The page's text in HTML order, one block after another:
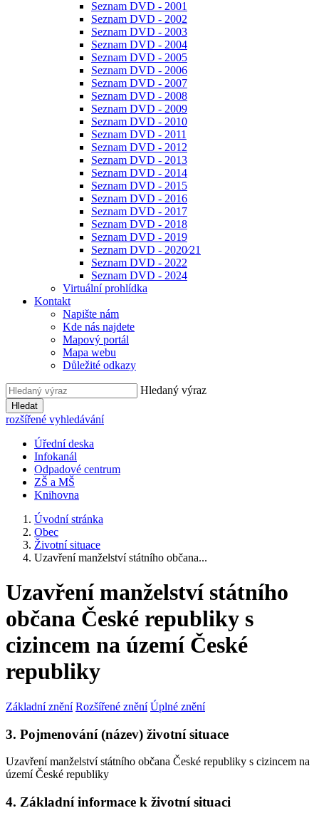
Seznam DVD - 2001
Seznam DVD - 2002
Seznam DVD - 2003
Seznam DVD - 2004
Seznam DVD - 2005
Seznam DVD - 2006
Seznam DVD - 2007
Seznam DVD - 2008
Seznam DVD - 2009
Seznam DVD - 2010
Seznam DVD - 2011
Seznam DVD - 2012
Seznam DVD - 2013
Seznam DVD - 2014
Seznam DVD - 2015
Seznam DVD - 2016
Seznam DVD - 2017
Seznam DVD - 2018
Seznam DVD - 2019
Seznam DVD - 2020⁄21
Seznam DVD - 2022
Seznam DVD - 2024
Virtuální prohlídka
Kontakt
Napište nám
Kde nás najdete
Mapový portál
Mapa webu
Důležité odkazy
Hledaný výraz
Hledat
rozšířené vyhledávání
Úřední deska
Infokanál
Odpadové centrum
ZŠ a MŠ
Knihovna
Úvodní stránka
Obec
Životní situace
Uzavření manželství státního občana...
Uzavření manželství státního
občana České republiky s
cizincem na území České
republiky
Základní znění Rozšířené znění Úplné znění
3. Pojmenování (název) životní situace
Uzavření manželství státního občana České republiky s cizincem na
území České republiky
4. Základní informace k životní situaci